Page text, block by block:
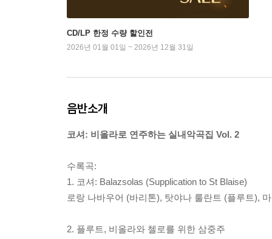
CD/LP 한정 수량 할인전
2026년 01월 01일 ~ 2026년 12월 31일
음반소개
코셔: 비올라로 연주하는 실내악곡집 Vol. 2
수록곡:
1. 코셔: Balazsolas (Supplication to St Blaise)
로랑 나바우어 (바리톤), 탓야나 룰란트 (플루트),
2. 플루트, 비올라와 첼로를 위한 삼중주